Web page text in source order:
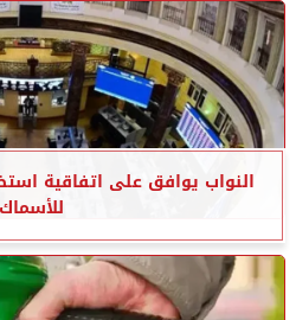
النواب يوافق على اتفاقية
للأسماك